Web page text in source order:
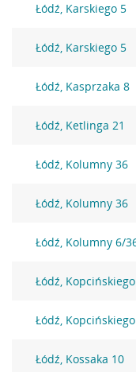
Łódź, Karskiego 5
Łódź, Karskiego 5
Łódź, Kasprzaka 8
Łódź, Ketlinga 21
Łódź, Kolumny 36
Łódź, Kolumny 36
Łódź, Kolumny 6/
Łódź,
Łódź,
Łódź, Kossaka 10